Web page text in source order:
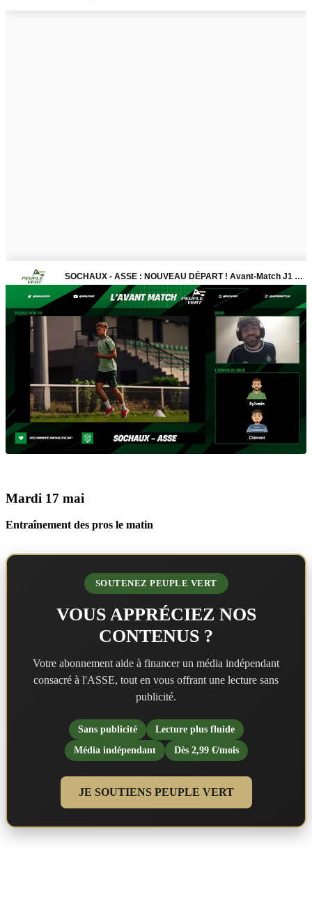
Mardi 17 mai
Entraînement des pros le matin
SOUTENEZ PEUPLE VERT
VOUS APPRÉCIEZ NOS
CONTENUS ?
Votre abonnement aide à financer un média indépendant
consacré à l'ASSE, tout en vous offrant une lecture sans
publicité.
Sans publicité
Lecture plus fluide
Média indépendant
Dès 2,99 €/mois
JE SOUTIENS PEUPLE VERT